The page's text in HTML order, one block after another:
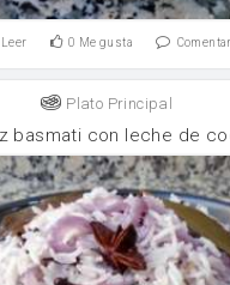
Leer 0 Me gusta Comentar
Plato Principal
basmati con leche de